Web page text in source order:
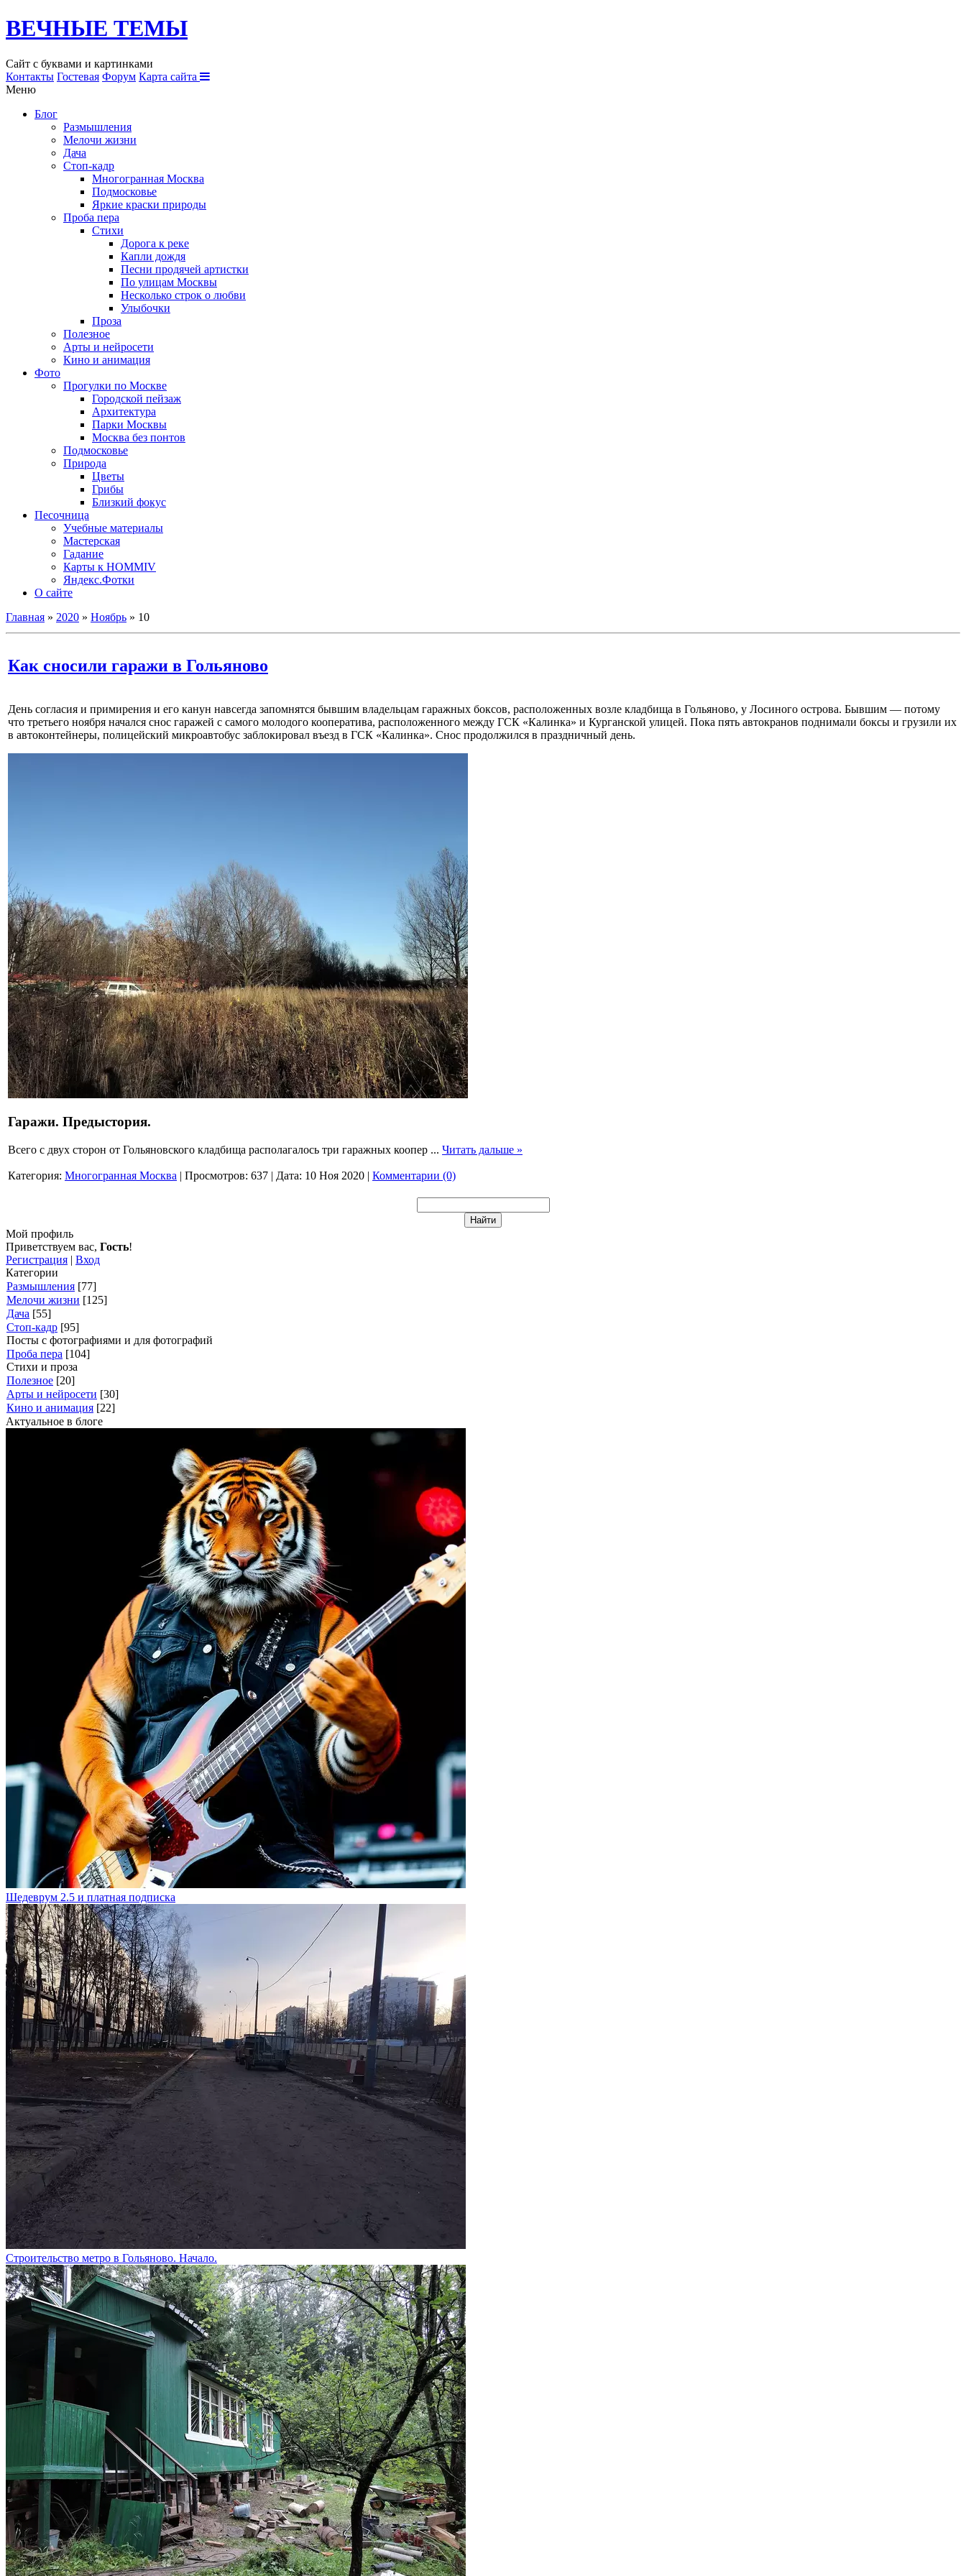
ВЕЧНЫЕ ТЕМЫ
Сайт с буквами и картинками
Контакты Гостевая Форум Карта сайта
Меню
Блог
Размышления
Мелочи жизни
Дача
Стоп-кадр
Многогранная Москва
Подмосковье
Яркие краски природы
Проба пера
Стихи
Дорога к реке
Капли дождя
Песни продячей артистки
По улицам Москвы
Несколько строк о любви
Улыбочки
Проза
Полезное
Арты и нейросети
Кино и анимация
Фото
Прогулки по Москве
Городской пейзаж
Архитектура
Парки Москвы
Москва без понтов
Подмосковье
Природа
Цветы
Грибы
Близкий фокус
Песочница
Учебные материалы
Мастерская
Гадание
Карты к HOMMIV
Яндекс.Фотки
О сайте
Главная » 2020 » Ноябрь » 10
Как сносили гаражи в Гольяново
День согласия и примирения и его канун навсегда запомнятся бывшим владельцам гаражных боксов, расположенных возле кладбища в Гольяново, у Лосиного острова. Бывшим — потому
что третьего ноября начался снос гаражей с самого молодого кооператива, расположенного между ГСК «Калинка» и Курганской улицей. Пока пять автокранов поднимали боксы и грузили их
в автоконтейнеры, полицейский микроавтобус заблокировал въезд в ГСК «Калинка». Снос продолжился в праздничный день.
Гаражи. Предыстория.
Всего с двух сторон от Гольяновского кладбища располагалось три гаражных коопер ... Читать дальше »
Категория: Многогранная Москва | Просмотров: 637 | Дата: 10 Ноя 2020 | Комментарии (0)
Мой профиль
Приветствуем вас, Гость!
Регистрация | Вход
Категории
Размышления [77]
Мелочи жизни [125]
Дача [55]
Стоп-кадр [95]
Посты с фотографиями и для фотографий
Проба пера [104]
Стихи и проза
Полезное [20]
Арты и нейросети [30]
Кино и анимация [22]
Актуальное в блоге
Шедеврум 2.5 и платная подписка
Строительство метро в Гольяново. Начало.